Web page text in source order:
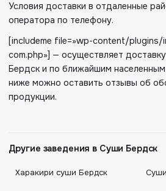
Условия доставки в отдаленные
оператора по телефону.
[includeme file=»wp-content/plugins/
com.php»] — осуществляет
Бердск и по ближайшим
ниже можно оставить отзывы об
продукции.
Другие заведения в Суши Бердск
Харакири суши Бердск